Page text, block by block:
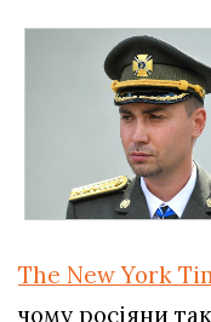
The New York
чому росіяни